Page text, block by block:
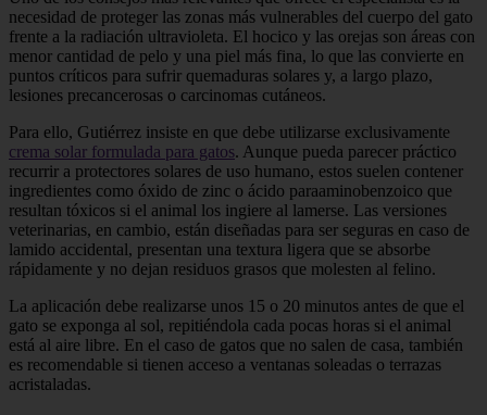
necesidad de proteger las zonas más vulnerables del cuerpo del gato
frente a la radiación ultravioleta. El hocico y las orejas son áreas con
menor cantidad de pelo y una piel más fina, lo que las convierte en
puntos críticos para sufrir quemaduras solares y, a largo plazo,
lesiones precancerosas o carcinomas cutáneos.
Para ello, Gutiérrez insiste en que debe utilizarse exclusivamente
crema solar formulada para gatos. Aunque pueda parecer práctico
recurrir a protectores solares de uso humano, estos suelen contener
ingredientes como óxido de zinc o ácido paraaminobenzoico que
resultan tóxicos si el animal los ingiere al lamerse. Las versiones
veterinarias, en cambio, están diseñadas para ser seguras en caso de
lamido accidental, presentan una textura ligera que se absorbe
rápidamente y no dejan residuos grasos que molesten al felino.
La aplicación debe realizarse unos 15 o 20 minutos antes de que el
gato se exponga al sol, repitiéndola cada pocas horas si el animal
está al aire libre. En el caso de gatos que no salen de casa, también
es recomendable si tienen acceso a ventanas soleadas o terrazas
acristaladas.